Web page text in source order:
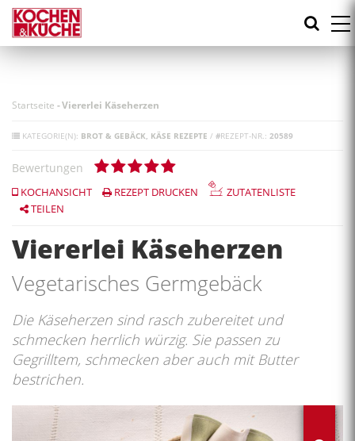
Direkt
zum
Inhalt
Startseite -Viererlei Käseherzen
KATEGORIE(N): BROT & GEBÄCK KÄSE REZEPTE / #REZEPT-NR.: 20589
Bewertungen
KOCHANSICHT REZEPT DRUCKEN
ZUTATENLISTE
TEILEN
Viererlei Käseherzen
Vegetarisches Germgebäck
Die Käseherzen sind rasch zubereitet und
schmecken herrlich würzig. Sie passen zu
Gegrilltem, schmecken aber auch mit Butter
bestrichen.